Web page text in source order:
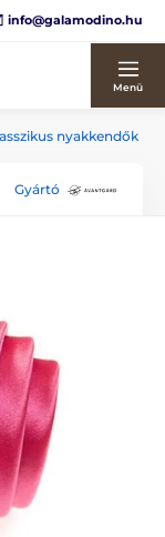
info@galamodino.hu
Menü
nyakkendők
Gyártó